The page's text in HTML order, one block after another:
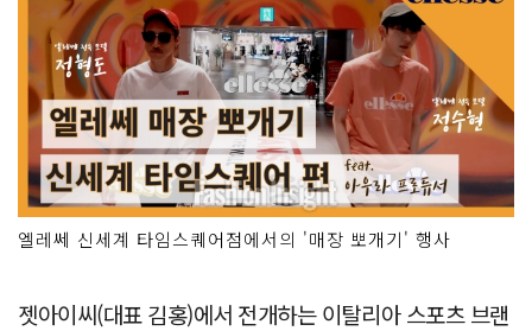
엘레쎄 신세계 타임스퀘어점에서의 '매장 뽀개기' 행사
젯아이씨(대표 김홍)에서 전개하는 이탈리아 스포츠 브랜